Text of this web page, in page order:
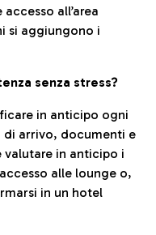
all’area
si aggiungono i
senza stress?
in anticipo ogni
arrivo, documenti e
valutare in anticipo i
alle lounge o,
in un hotel